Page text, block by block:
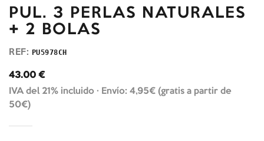
PUL. 3 PERLAS NATURALES
+ 2 BOLAS
REF: PU5978CH
43.00 €
IVA del 21% incluido · Envío: 4,95€ (gratis a partir de
50€)